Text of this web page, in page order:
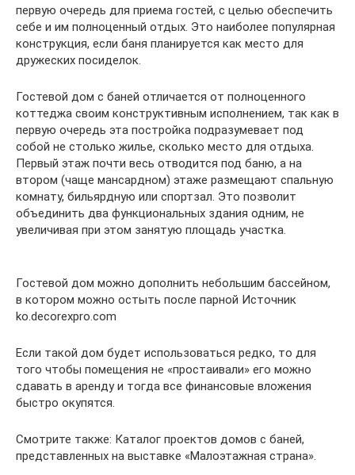
первую очередь для приема гостей, с целью обеспечить
себе и им полноценный отдых. Это наиболее популярная
конструкция, если баня планируется как место для
дружеских посиделок.
Гостевой дом с баней отличается от полноценного
коттеджа своим конструктивным исполнением, так как в
первую очередь эта постройка подразумевает под
собой не столько жилье, сколько место для отдыха.
Первый этаж почти весь отводится под баню, а на
втором (чаще мансардном) этаже размещают спальную
комнату, бильярдную или спортзал. Это позволит
объединить два функциональных здания одним, не
увеличивая при этом занятую площадь участка.
Гостевой дом можно дополнить небольшим бассейном,
в котором можно остыть после парной Источник
ko.decorexpro.com
Если такой дом будет использоваться редко, то для
того чтобы помещения не «простаивали» его можно
сдавать в аренду и тогда все финансовые вложения
быстро окупятся.
Смотрите также: Каталог проектов домов с баней,
представленных на выставке «Малоэтажная страна».